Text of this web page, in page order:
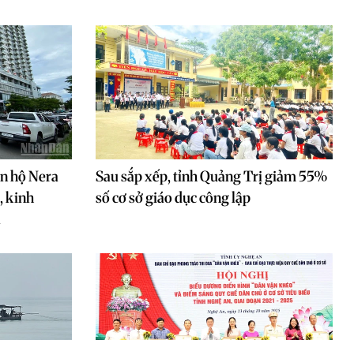
hộ Nera
kinh
Sau sắp xếp, tỉnh Quảng Trị giảm 55%
số cơ sở giáo dục công lập